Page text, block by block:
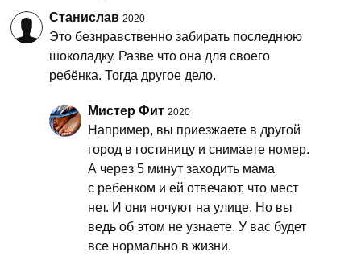
Станислав 2020
Это безнравственно забирать последнюю
шоколадку. Разве что она для своего
ребёнка. Тогда другое дело.
Мистер Фит 2020
Например, вы приезжаете в другой
город в гостиницу и снимаете номер.
А через 5 минут заходить мама
с ребенком и ей отвечают, что мест
нет. И они ночуют на улице. Но вы
ведь об этом не узнаете. У вас будет
все нормально в жизни.